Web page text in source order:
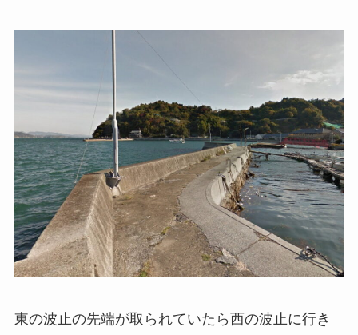
東の波止の先端が取られていたら西の波止に行き